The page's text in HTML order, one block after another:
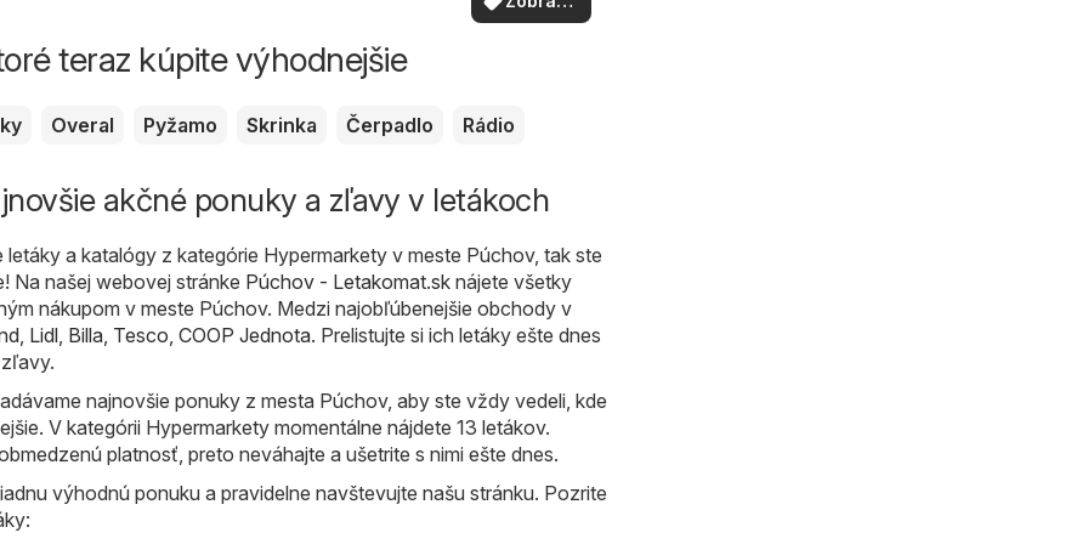
vašom okolí
viac
teraz kúpite výhodnejšie
Overal Pyžamo Skrinka Čerpadlo Rádio
akčné ponuky a zľavy v letákoch
a katalógy z kategórie Hypermarkety v meste Púchov, tak ste
Na našej webovej stránke Púchov - Letakomat.sk nájete všetky
nákupom v meste Púchov. Medzi najobľúbenejšie obchody v
, Lidl, Billa, Tesco, COOP Jednota. Prelistujte si ich letáky ešte dnes
najnovšie ponuky z mesta Púchov, aby ste vždy vedeli, kde
V kategórii Hypermarkety momentálne nájdete 13 letákov.
platnosť, preto neváhajte a ušetrite s nimi ešte dnes.
výhodnú ponuku a pravidelne navštevujte našu stránku. Pozrite